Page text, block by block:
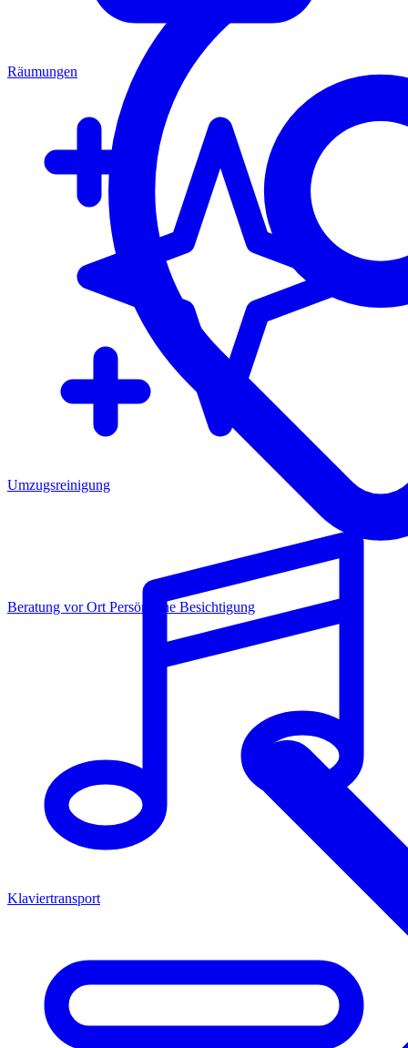
Beratung vor OrtPersönliche Besichtigung
Räumungen
Umzugsreinigung
Klaviertransport